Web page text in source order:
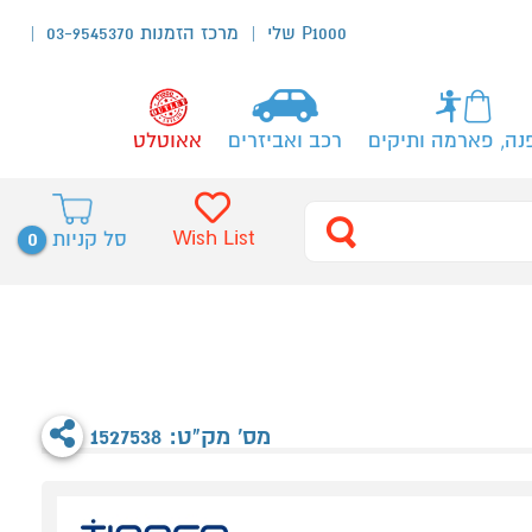
P1000 שלי מרכז הזמנות 03-9545370
פארמה ותיקים רכב ואביזרים אאוטלט
סל קניות 0 Wish List
מס' מק"ט: 1527538